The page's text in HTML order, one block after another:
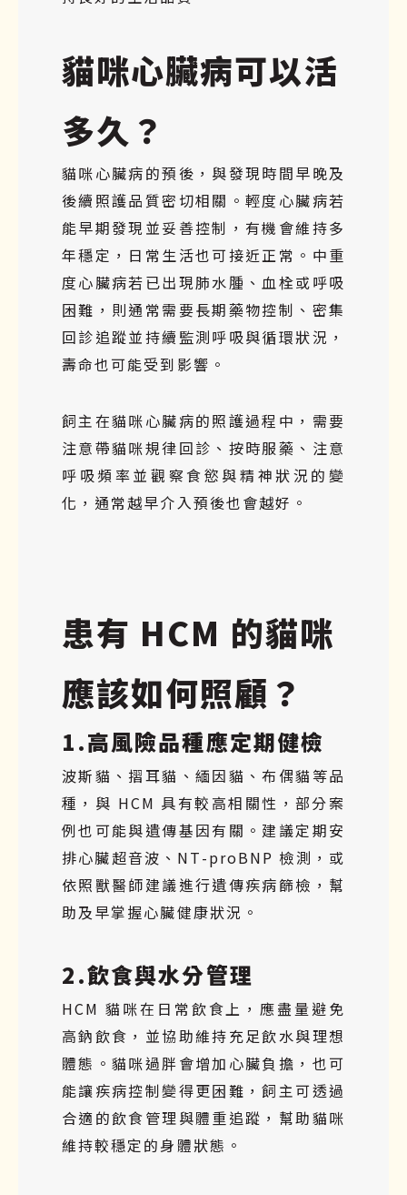
貓咪心臟病可以活
多久？
貓咪心臟病的預後，與發現時間早晚及
後續照護品質密切相關。輕度心臟病若
能早期發現並妥善控制，有機會維持多
年穩定，日常生活也可接近正常。中重
度心臟病若已出現肺水腫、血栓或呼吸
困難，則通常需要長期藥物控制、密集
回診追蹤並持續監測呼吸與循環狀況，
壽命也可能受到影響。
飼主在貓咪心臟病的照護過程中，需要
注意帶貓咪規律回診、按時服藥、注意
呼吸頻率並觀察食慾與精神狀況的變
化，通常越早介入預後也會越好。
患有 HCM 的貓咪
應該如何照顧？
1.高風險品種應定期健檢
波斯貓、摺耳貓、緬因貓、布偶貓等品
種，與 HCM 具有較高相關性，部分案
例也可能與遺傳基因有關。建議定期安
排心臟超音波、NT-proBNP 檢測，或
依照獸醫師建議進行遺傳疾病篩檢，幫
助及早掌握心臟健康狀況。
2.飲食與水分管理
HCM 貓咪在日常飲食上，應盡量避免
高鈉飲食，並協助維持充足飲水與理想
體態。貓咪過胖會增加心臟負擔，也可
能讓疾病控制變得更困難，飼主可透過
合適的飲食管理與體重追蹤，幫助貓咪
維持較穩定的身體狀態。